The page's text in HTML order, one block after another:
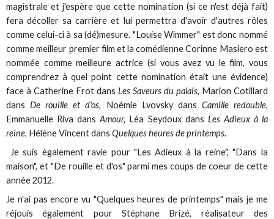
magistrale et j'espère que cette nomination (si ce n'est déjà fait)
fera décoller sa carrière et lui permettra d'avoir d'autres rôles
comme celui-ci à sa (dé)mesure. "Louise Wimmer" est donc nommé
comme meilleur premier film et la comédienne Corinne Masiero est
nommée comme meilleure actrice (si vous avez vu le film, vous
comprendrez à quel point cette nomination était une évidence)
face à Catherine Frot dans Les Saveurs du palais, Marion Cotillard
dansDe rouille et d'os, Noémie Lvovsky dans Camille redouble,
Emmanuelle Riva dansAmour, Léa Seydoux dans Les Adieux à la
reine, Hélène Vincent dansQuelques heures de printemps.
Je suis également ravie pour "Les Adieux à la reine", "Dans la
maison", et "De rouille et d'os" parmi mes coups de coeur de cette
année 2012.
Je n'ai pas encore vu "Quelques heures de printemps" mais je me
réjouis également pour Stéphane Brizé, réalisateur des